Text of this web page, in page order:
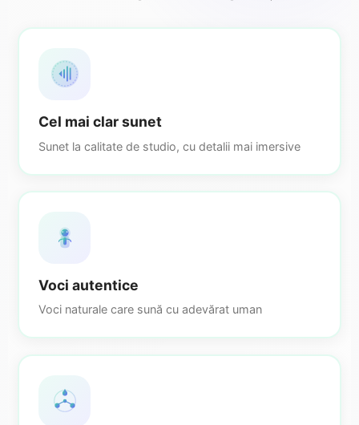
Cel mai clar sunet
Sunet la calitate de studio, cu detalii mai imersive
Voci autentice
Voci naturale care sună cu adevărat uman